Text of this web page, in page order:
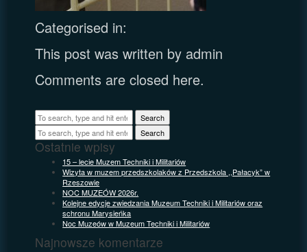
Categorised in:
This post was written by admin
Comments are closed here.
Search
Search
Ostatnie wpisy
15 – lecie Muzem Techniki i Militariów
Wizyta w muzem przedszkolaków z Przedszkola ,,Pałacyk” w
Rzeszowie
NOC MUZEÓW 2026r.
Kolejne edycje zwiedzania Muzeum Techniki i Militariów oraz
schronu Marysieńka
Noc Muzeów w Muzeum Techniki i Militariów
Najnowsze komentarze